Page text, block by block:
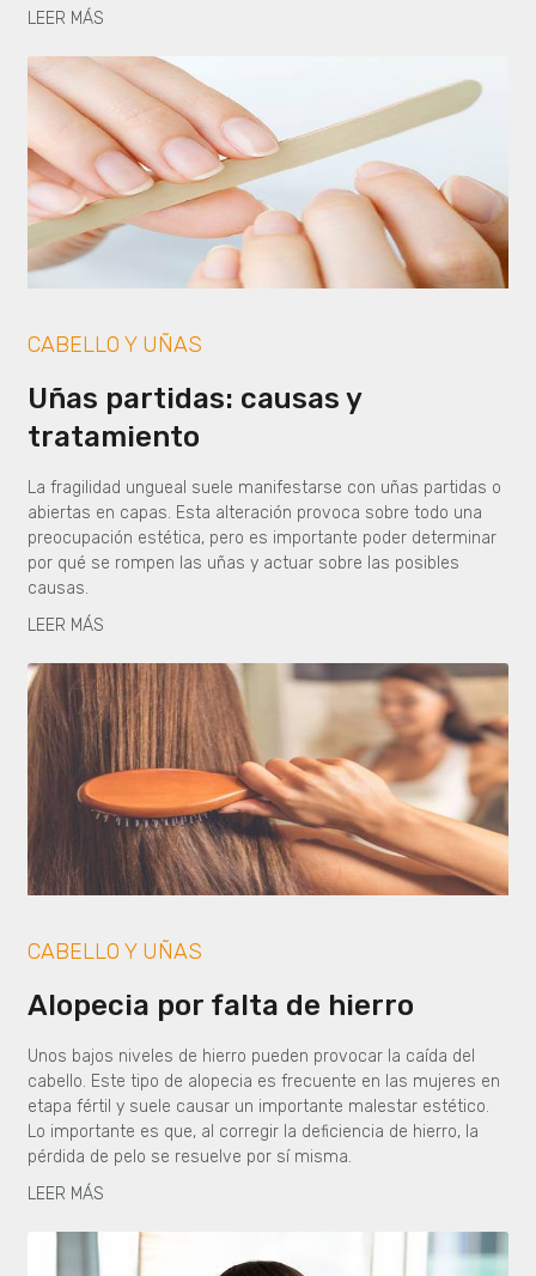
LEER MÁS
CABELLO Y UÑAS
Uñas partidas: causas y
tratamiento
La fragilidad ungueal suele manifestarse con uñas partidas o
abiertas en capas. Esta alteración provoca sobre todo una
preocupación estética, pero es importante poder determinar
por qué se rompen las uñas y actuar sobre las posibles
causas.
LEER MÁS
CABELLO Y UÑAS
Alopecia por falta de hierro
Unos bajos niveles de hierro pueden provocar la caída del
cabello. Este tipo de alopecia es frecuente en las mujeres en
etapa fértil y suele causar un importante malestar estético.
Lo importante es que, al corregir la deficiencia de hierro, la
pérdida de pelo se resuelve por sí misma.
LEER MÁS